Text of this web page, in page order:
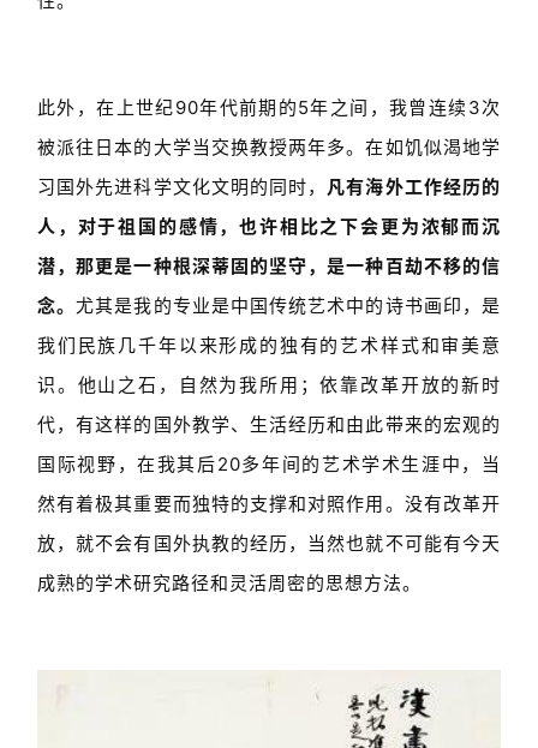
此外，在上世纪90年代前期的5年之间，我曾连续3次
被派往日本的大学当交换教授两年多。在如饥似渴地学
习国外先进科学文化文明的同时， 凡有海外工作经历的
人，对于祖国的感情，也许相比之下会更为浓郁而沉
潜，那更是一种根深蒂固的坚守，是一种百劫不移的信
念。尤其是我的专业是中国传统艺术中的诗书画印，是
我们民族几千年以来形成的独有的艺术样式和审美意
识。他山之石，自然为我所用；依靠改革开放的新时
代，有这样的国外教学、生活经历和由此带来的宏观的
国际视野，在我其后20多年间的艺术学术生涯中，当
然有着极其重要而独特的支撑和对照作用。没有改革开
放，就不会有国外执教的经历，当然也就不可能有今天
成熟的学术研究路径和灵活周密的思想方法。